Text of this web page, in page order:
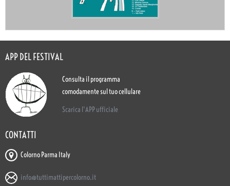
APP DEL FESTIVAL
Consulta il programma
comodamente sul tuo cellulare
Scarica l'APP ufficiale
CONTATTI
Colorno Parma Italy
info@tuttimattipercolorno.it